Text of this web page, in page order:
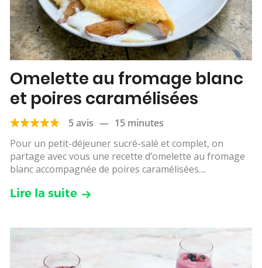
Omelette au fromage blanc
et poires caramélisées
5 avis — 15 minutes
Pour un petit-déjeuner sucré-salé et complet, on
partage avec vous une recette d’omelette au fromage
blanc accompagnée de poires caramélisées....
Lire la suite